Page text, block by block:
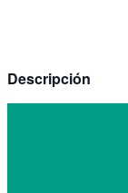
Descripción